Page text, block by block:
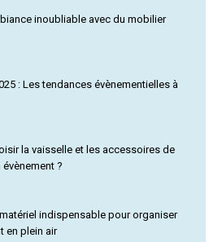
inoubliable avec du mobilier
: Les tendances évènementielles à
la vaisselle et les accessoires de
?
indispensable pour organiser
en plein air